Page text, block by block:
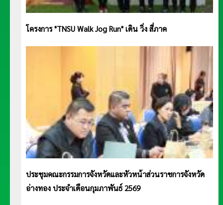
โครงการ "TNSU Walk Jog Run" เดิน วิ่ง สี่ภาค
ประชุมคณะกรรมการจังหวัดและหัวหน้าส่วนราชการจังหวัด
อ่างทอง ประจำเดือนกุมภาพันธ์ 2569